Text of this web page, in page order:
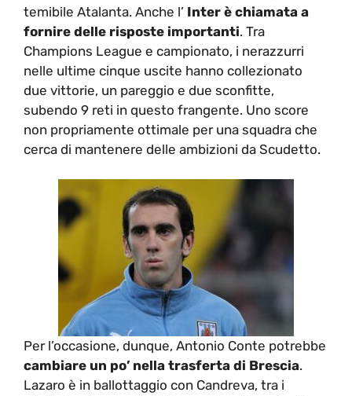
temibile Atalanta. Anche l’ Inter è chiamata a
fornire delle risposte importanti. Tra
Champions League e campionato, i nerazzurri
nelle ultime cinque uscite hanno collezionato
due vittorie, un pareggio e due sconfitte,
subendo 9 reti in questo frangente. Uno score
non propriamente ottimale per una squadra che
cerca di mantenere delle ambizioni da Scudetto.
Per l’occasione, dunque, Antonio Conte potrebbe
cambiare un po’ nella trasferta di Brescia.
Lazaro è in ballottaggio con Candreva, tra i